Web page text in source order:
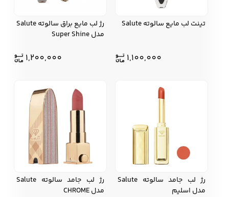
تینت لب مایع سالوته Salute
1,100,000
رژ لب مایع براق سالوته Salute
مدل Super Shine
1,200,000
رژ لب جامد سالوته Salute
مدل اسلیم
رژ لب جامد سالوته Salute
مدل CHROME